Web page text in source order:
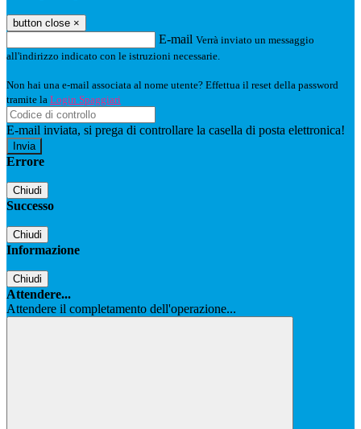
button close ×
E-mail Verrà inviato un messaggio
all'indirizzo indicato con le istruzioni necessarie.
Non hai una e-mail associata al nome utente? Effettua il reset della password
tramite la Login Spaggiari
E-mail inviata, si prega di controllare la casella di posta elettronica!
Errore
Chiudi
Successo
Chiudi
Informazione
Chiudi
Attendere...
Attendere il completamento dell'operazione...